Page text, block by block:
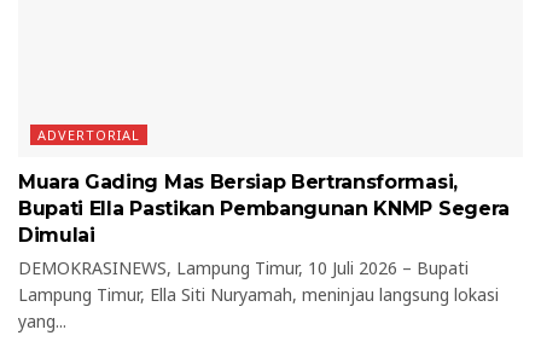
ADVERTORIAL
Muara Gading Mas Bersiap Bertransformasi,
Bupati Ella Pastikan Pembangunan KNMP Segera
Dimulai
DEMOKRASINEWS, Lampung Timur, 10 Juli 2026 – Bupati
Lampung Timur, Ella Siti Nuryamah, meninjau langsung lokasi
yang...